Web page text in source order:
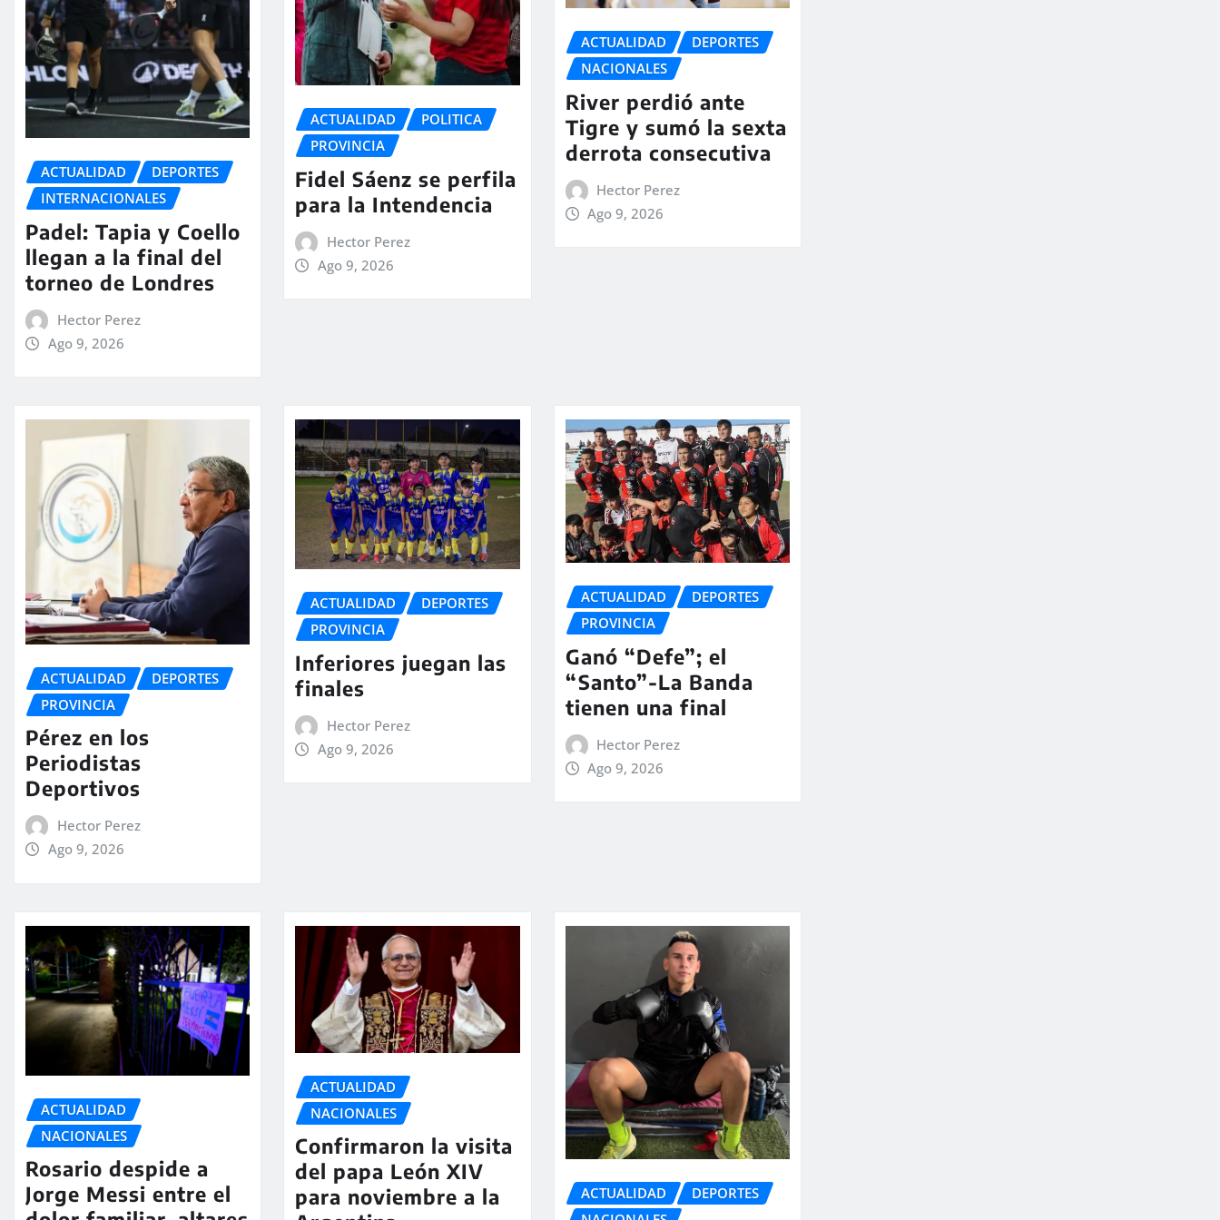
ACTUALIDAD
DEPORTES
INTERNACIONALES
Padel: Tapia y Coello
llegan a la final del
torneo de Londres
Hector Perez
Ago 9, 2026
ACTUALIDAD
POLITICA
PROVINCIA
Fidel Sáenz se perfila
para la Intendencia
Hector Perez
Ago 9, 2026
ACTUALIDAD
DEPORTES
NACIONALES
River perdió ante
Tigre y sumó la sexta
derrota consecutiva
Hector Perez
Ago 9, 2026
ACTUALIDAD
DEPORTES
PROVINCIA
Pérez en los
Periodistas
Deportivos
Hector Perez
Ago 9, 2026
ACTUALIDAD
DEPORTES
PROVINCIA
Inferiores juegan las
finales
Hector Perez
Ago 9, 2026
ACTUALIDAD
DEPORTES
PROVINCIA
Ganó “Defe”; el
“Santo”-La Banda
tienen una final
Hector Perez
Ago 9, 2026
ACTUALIDAD
NACIONALES
Rosario despide a
Jorge Messi entre el
ACTUALIDAD
NACIONALES
Confirmaron la visita
del papa León XIV
para noviembre a la
ACTUALIDAD
DEPORTES